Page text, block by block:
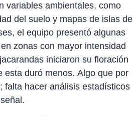
variables ambientales, como
del suelo y mapas de islas de
el equipo presentó algunas
zonas con mayor intensidad
iniciaron su floración
esta duró menos. Algo que por
falta hacer análisis estadísticos